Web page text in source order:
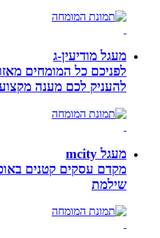
מעגל מודיעין-ג
לפניכם כל המומחים מאזור
להעניק לכם מענה מקצועי
מעגל mcity
מקדם עסקים קטנים באופן
שילמת